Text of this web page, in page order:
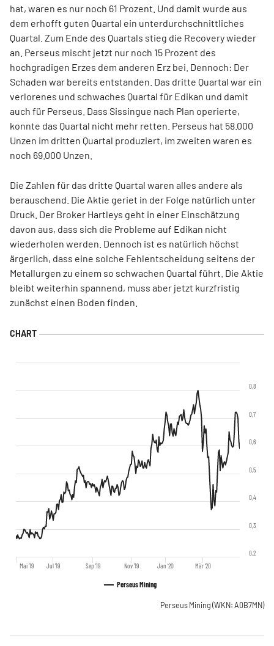
hat, waren es nur noch 61 Prozent. Und damit wurde aus
dem erhofft guten Quartal ein unterdurchschnittliches
Quartal. Zum Ende des Quartals stieg die Recovery wieder
an. Perseus mischt jetzt nur noch 15 Prozent des
hochgradigen Erzes dem anderen Erz bei. Dennoch: Der
Schaden war bereits entstanden. Das dritte Quartal war ein
verlorenes und schwaches Quartal für Edikan und damit
auch für Perseus. Dass Sissingue nach Plan operierte,
konnte das Quartal nicht mehr retten. Perseus hat 58.000
Unzen im dritten Quartal produziert, im zweiten waren es
noch 69.000 Unzen.
Die Zahlen für das dritte Quartal waren alles andere als
berauschend. Die Aktie geriet in der Folge natürlich unter
Druck. Der Broker Hartleys geht in einer Einschätzung
davon aus, dass sich die Probleme auf Edikan nicht
wiederholen werden. Dennoch ist es natürlich höchst
ärgerlich, dass eine solche Fehlentscheidung seitens der
Metallurgen zu einem so schwachen Quartal führt. Die Aktie
bleibt weiterhin spannend, muss aber jetzt kurzfristig
zunächst einen Boden finden.
Perseus Mining
Mai '19 Jul '19 Sep '19 Nov '19 Jan '20 Mär '20
0,2
0,3
0,4
0,5
0,6
0,7
0,8
Perseus Mining (WKN: A0B7MN)